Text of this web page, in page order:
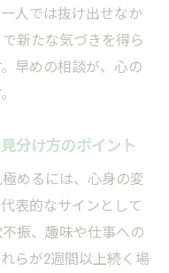
人では抜け出せなか
新たな気づきを得ら
早めの相談が、心の
分け方のポイント
めるには、心身の変
表的なサインとして
振、趣味や仕事への
らが2週間以上続く場